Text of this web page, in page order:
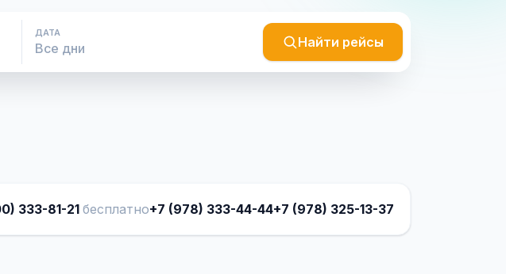
ДАТА
Найти рейсы
333-81-21 бесплатно+7 (978) 333-44-44+7 (978) 325-13-37